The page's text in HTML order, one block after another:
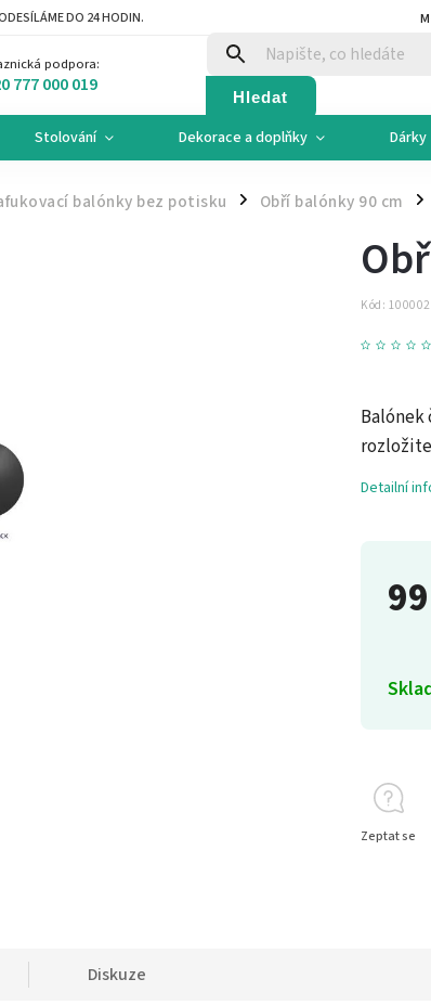
DO 24 HODIN.
podpora:
777 000 019 Hledat
Stolování Dekorace a doplňky Dárky
balónky bez potisku / Obří balónky 90 cm /
Kód:
Detailní
Zeptat se
Diskuze